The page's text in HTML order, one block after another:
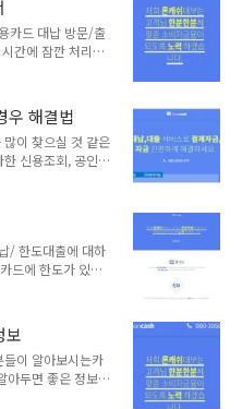
성이 낮아지기때
생각해본 분들도
실 경우에신용등급
지 않은 어려움도
지만 누구나 대출
용이 좋지 ..
카드 대납 방문/출
간에 잠깐 처리하
주부인 경우에는
서울/경기/안양/수
기 등 일정금액
카드대납 시에도
문에 수수료로 필요
아보세요~!꼭 알
정보를 줘서 조회
#카드연체대납#
우 해결법
이 찾으실 것 같은
신용조회, 공인인
번호가 노출되기
으며 문자 또한 가
해커가 조작이 가
건 삭제하시길 추
는 경우도 비슷한
족해 알아보거나
되겠죠! 론캐쉬대
혀 ..
/ 한도대출에 대하
드에 한도가 있는
부족합니다. 이럴
로 이루어지며 카
수 있게 됩니다.
나머지 금액을 대
저희 직원이 출장가
깐 만나거나,직장
보
이 알아보시는카
아두면 좋은 정보를
는 순간 판단이 흐